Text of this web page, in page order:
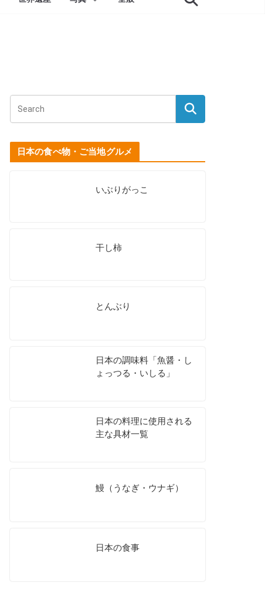
日本の食べ物・ご当地グルメ
いぶりがっこ
干し柿
とんぶり
日本の調味料「魚醤・し
ょっつる・いしる」
日本の料理に使用される
主な具材一覧
鰻（うなぎ・ウナギ）
日本の食事